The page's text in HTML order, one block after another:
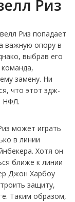
Риз
Риз попадает
важную опору в
выбрав его
замену. Ни
что этот эдж-
НФЛ.
может играть
в линии
Хотя он
ближе к линии
Джон Харбоу
защиту,
Таким образом,